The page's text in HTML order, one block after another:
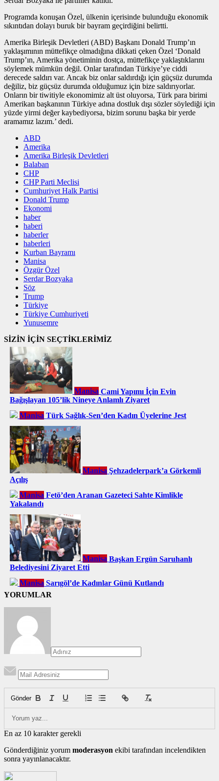
Programda konuşan Özel, ülkenin içerisinde bulunduğu ekonomik
sıkıntıdan dolayı buruk bir bayram geçirdiğini belirtti.
Amerika Birleşik Devletleri (ABD) Başkanı Donald Trump’ın
yaklaşımının müttefikçe olmadığına dikkati çeken Özel ‘Donald
Trump’ın, Amerika yönetiminin dostça, müttefikçe yaklaştıklarını
söylemek mümkün değil. Onlar tarafından Türkiye’ye ciddi
derecede saldırı var. Ancak biz onlar saldırdığı için güçsüz durumda
değiliz, biz güçsüz durumda olduğumuz için bize saldırıyorlar.
Onların bir tiwitiyle ekonomimiz alt üst oluyorsa, Türk para birimi
Amerikan başkanının Türkiye adına dostluk dışı sözler söylediği için
yüzde yirmi değer kaybediyorsa, bizim sorunu başka bir yerde
aramamız lazım.’ dedi.
ABD
Amerika
Amerika Birleşik Devletleri
Balaban
CHP
CHP Parti Meclisi
Cumhuriyet Halk Partisi
Donald Trump
Ekonomi
haber
haberi
haberler
haberleri
Kurban Bayramı
Manisa
Özgür Özel
Serdar Bozyaka
Söz
Trump
Türkiye
Türkiye Cumhuriyeti
Yunusemre
SİZİN İÇİN SEÇTİKLERİMİZ
Manisa Cami Yapımı İçin Evin
Bağışlayan 105’lik Nineye Anlamlı Ziyaret
Manisa Türk Sağlık-Sen’den Kadın Üyelerine Jest
Manisa Şehzadelerpark’a Görkemli
Açılış
Manisa Fetö’den Aranan Gazeteci Sahte Kimlikle
Yakalandı
Manisa Başkan Ergün Saruhanlı
Belediyesini Ziyaret Etti
Manisa Sarıgöl’de Kadınlar Günü Kutlandı
YORUMLAR
Gönder
En az 10 karakter gerekli
Gönderdiğiniz yorum moderasyon ekibi tarafından incelendikten
sonra yayınlanacaktır.